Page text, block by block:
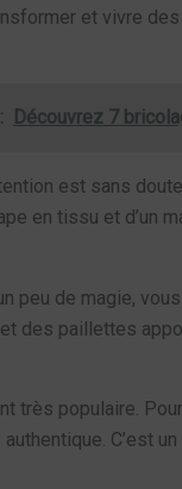
et vivre
Découvrez 7
est sans
en tissu et
un peu de magie,
des paillettes
très populaire.
C’est